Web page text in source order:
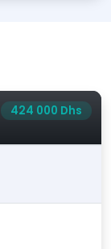
424 000 Dhs